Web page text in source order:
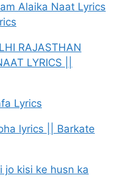
Alaika Naat Lyrics
RAJASTHAN
LYRICS ||
Lyrics
lyrics || Barkate
jo kisi ke husn ka